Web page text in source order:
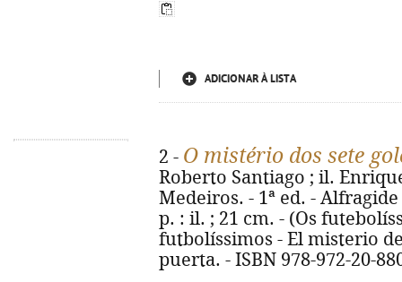
ADICIONAR À LISTA
2 - O mistério dos sete
Roberto Santiago ; il.
Medeiros. - 1ª ed. -
p. : il. ; 21 cm. - (Os
futbolíssimos - El misterio
puerta. - ISBN 978-972-20-